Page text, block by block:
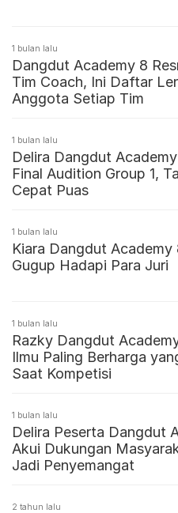
1 bulan lalu
Dangdut Academy 8
Tim Coach, Ini Daftar
Anggota Setiap Tim
1 bulan lalu
Delira Dangdut
Final Audition Group 1,
Cepat Puas
1 bulan lalu
Kiara Dangdut Academy
Gugup Hadapi Para Juri
1 bulan lalu
Razky Dangdut
Ilmu Paling Berharga
Saat Kompetisi
1 bulan lalu
Delira Peserta Dangdut
Akui Dukungan
Jadi Penyemangat
2 tahun lalu